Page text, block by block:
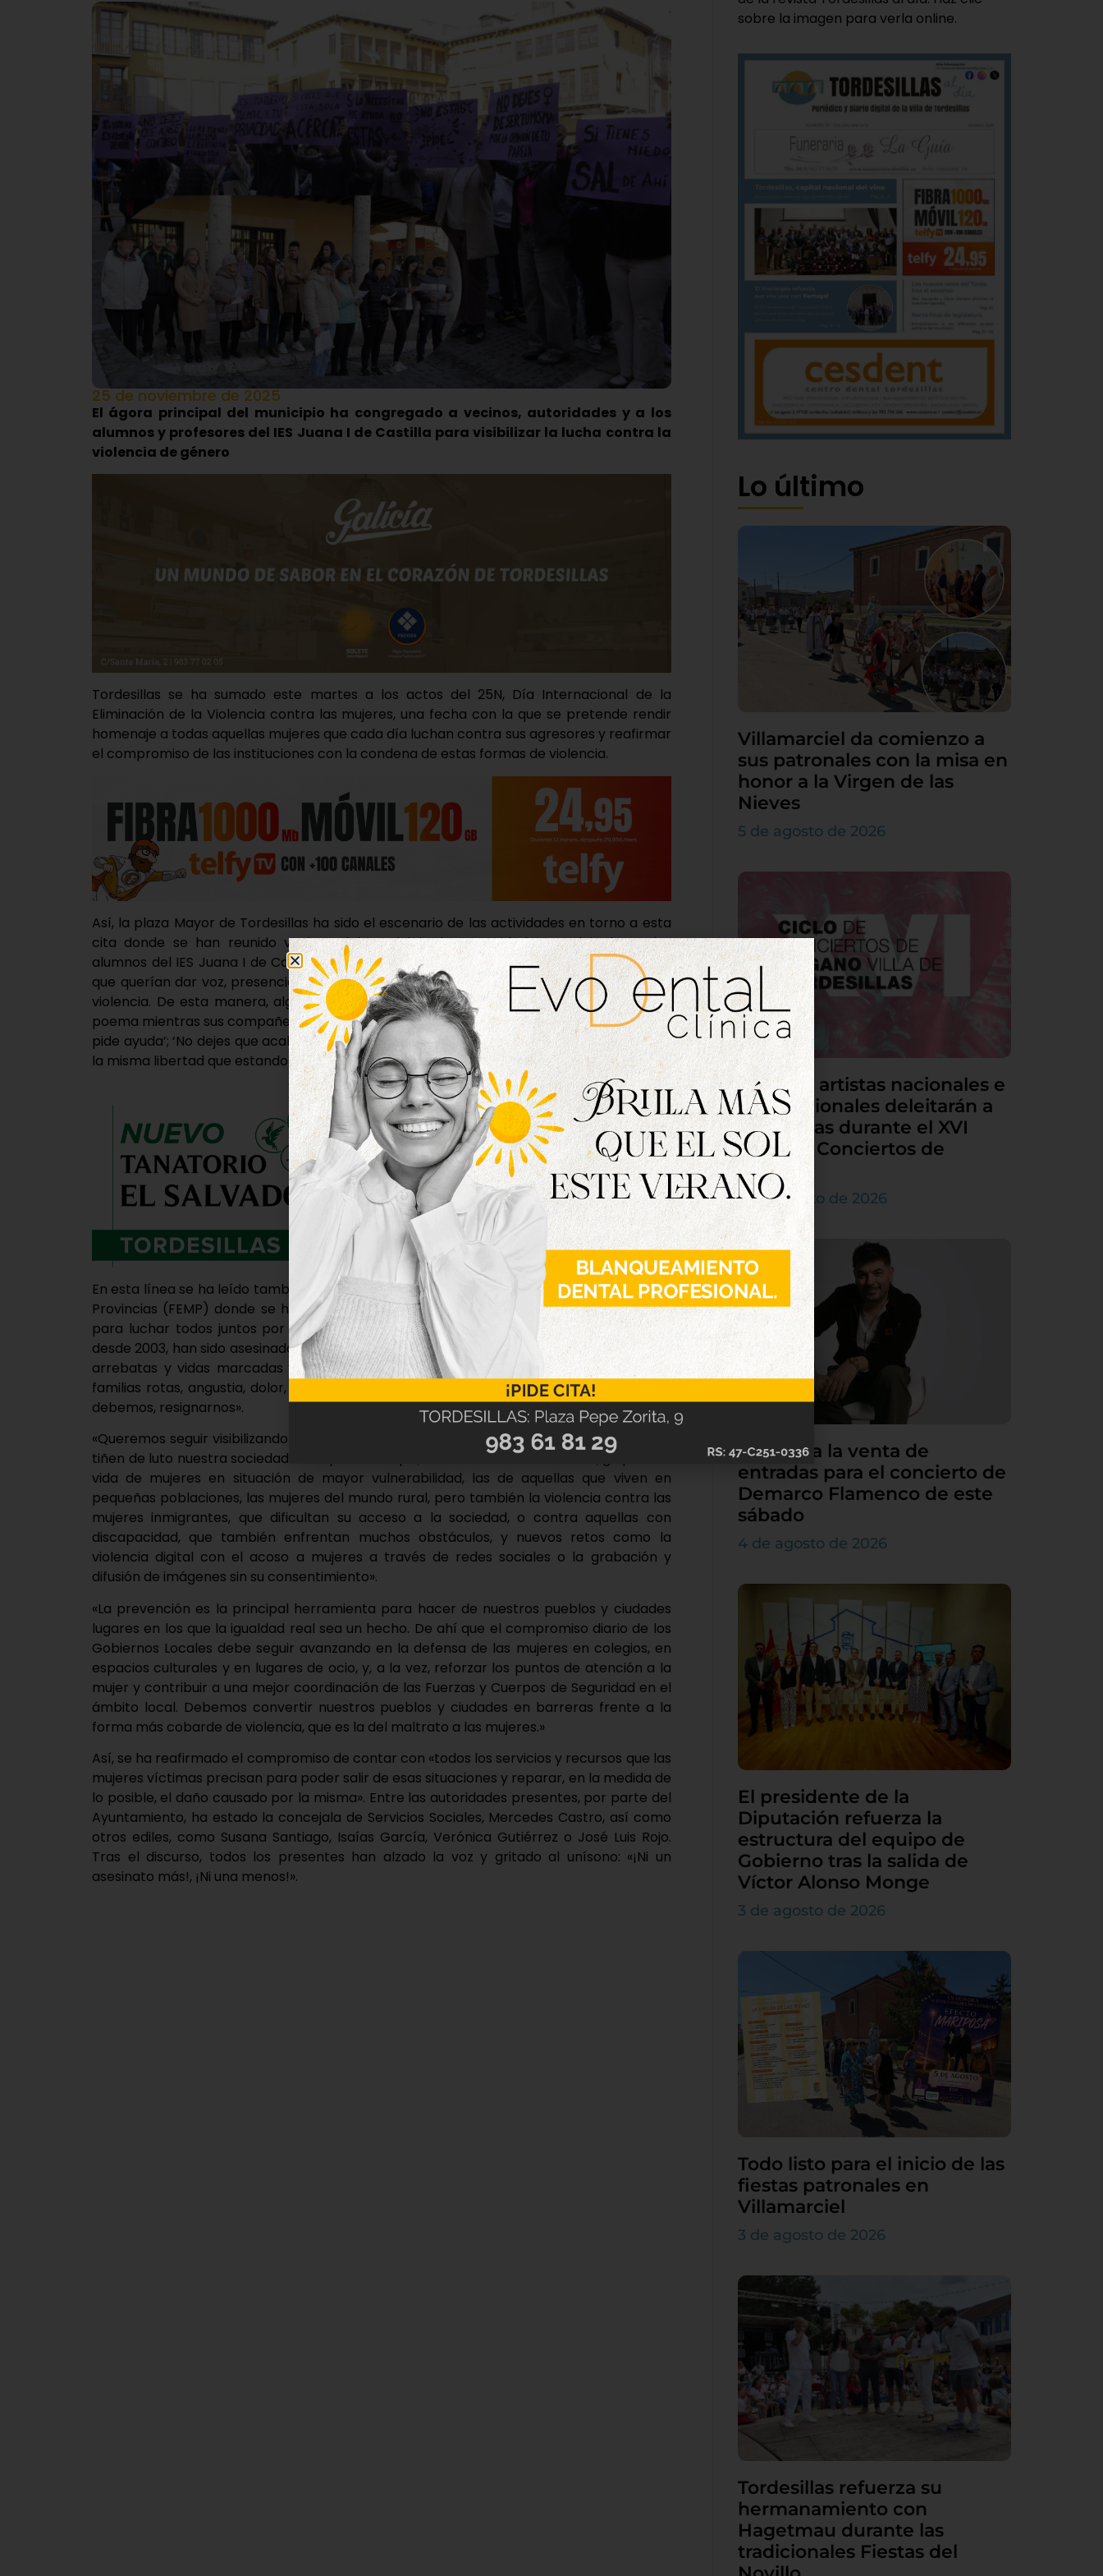
25 de noviembre de 2025
El ágora principal del municipio ha congregado a vecinos, autoridades y a los
alumnos y profesores del IES Juana I de Castilla para visibilizar la lucha contra la
violencia de género
Tordesillas se ha sumado este martes a los actos del 25N, Día Internacional de la
Eliminación de la Violencia contra las mujeres, una fecha con la que se pretende rendir
homenaje a todas aquellas mujeres que cada día luchan contra sus agresores y reafirmar
el compromiso de las instituciones con la condena de estas formas de violencia.
Así, la plaza Mayor de Tordesillas ha sido el escenario de las actividades en torno a esta
cita donde se han reunido vecinos del municipio, las autoridades municipales, y los
alumnos del IES Juana I de Castilla, quienes han llevado a cabo una presentación con la
que querían dar voz, presencia y reconocimiento a las mujeres que sufren o han sufrido
violencia. De esta manera, algunos de los estudiantes han leído su propio manifiesto y
poema mientras sus compañeros levantaban pancartas con salvas como: ‘No estas sola,
pide ayuda’; ‘No dejes que acabe contigo’; ‘Tu vida no es posesión de nadie’ o ‘Si no tienes
la misma libertad que estando sola, sal de ahí’, entre otras.
En esta línea se ha leído también el manifiesto de la Federación Española de Municipios y
Provincias (FEMP) donde se ha subrayado «importancia de estar unidos y sumar voces
para luchar todos juntos por un futuro en igualdad». En el texto, se ha recordado que,
desde 2003, han sido asesinadas 1.331 mujeres, 36 de ellas solo en lo que va de 2025, «vidas
arrebatas y vidas marcadas para siempre». «Y estos números no son solo cifras, son
familias rotas, angustia, dolor, desesperanza… Una situación ante la que no podemos, ni
debemos, resignarnos».
«Queremos seguir visibilizando todas y cada una de las formas de violencia machista que
tiñen de luto nuestra sociedad. En especial las que, de una manera más cruda, golpean la
vida de mujeres en situación de mayor vulnerabilidad, las de aquellas que viven en
pequeñas poblaciones, las mujeres del mundo rural, pero también la violencia contra las
mujeres inmigrantes, que dificultan su acceso a la sociedad, o contra aquellas con
discapacidad, que también enfrentan muchos obstáculos, y nuevos retos como la
violencia digital con el acoso a mujeres a través de redes sociales o la grabación y
difusión de imágenes sin su consentimiento».
«La prevención es la principal herramienta para hacer de nuestros pueblos y ciudades
lugares en los que la igualdad real sea un hecho. De ahí que el compromiso diario de los
Gobiernos Locales debe seguir avanzando en la defensa de las mujeres en colegios, en
espacios culturales y en lugares de ocio, y, a la vez, reforzar los puntos de atención a la
mujer y contribuir a una mejor coordinación de las Fuerzas y Cuerpos de Seguridad en el
ámbito local. Debemos convertir nuestros pueblos y ciudades en barreras frente a la
forma más cobarde de violencia, que es la del maltrato a las mujeres.»
Así, se ha reafirmado el compromiso de contar con «todos los servicios y recursos que las
mujeres víctimas precisan para poder salir de esas situaciones y reparar, en la medida de
lo posible, el daño causado por la misma». Entre las autoridades presentes, por parte del
Ayuntamiento, ha estado la concejala de Servicios Sociales, Mercedes Castro, así como
otros ediles, como Susana Santiago, Isaías García, Verónica Gutiérrez o José Luis Rojo.
Tras el discurso, todos los presentes han alzado la voz y gritado al unísono: «¡Ni un
asesinato más!, ¡Ni una menos!».
sobre la imagen para verla online.
Lo último
Villamarciel da comienzo a
sus patronales con la misa en
honor a la Virgen de las
Nieves
5 de agosto de 2026
Grandes artistas nacionales e
internacionales deleitarán a
Tordesillas durante el XVI
Ciclo de Conciertos de
Órgano
4 de agosto de 2026
Continúa la venta de
entradas para el concierto de
Demarco Flamenco de este
sábado
4 de agosto de 2026
El presidente de la
Diputación refuerza la
estructura del equipo de
Gobierno tras la salida de
Víctor Alonso Monge
3 de agosto de 2026
Todo listo para el inicio de las
fiestas patronales en
Villamarciel
3 de agosto de 2026
Tordesillas refuerza su
hermanamiento con
Hagetmau durante las
tradicionales Fiestas del